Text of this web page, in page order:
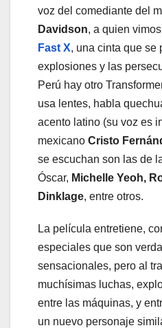
voz del comediante del
Davidson, a quien
Fast X, una cinta que se
explosiones y las
Perú hay otro
usa lentes, habla
acento latino (su voz es
mexicano Cristo
se escuchan son las de
Óscar, Michelle Yeoh,
Dinklage, entre otros.
La película entretiene,
especiales que son
sensacionales, pero al
muchísimas luchas,
entre las máquinas, y
un nuevo personaje